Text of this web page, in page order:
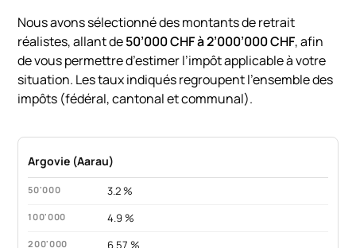
Nous avons sélectionné des montants de retrait
réalistes, allant de50’000 CHF à 2’000’000 CHF, afin
de vous permettre d’estimer l’impôt applicable à votre
situation. Les taux indiqués regroupent l’ensemble des
impôts (fédéral, cantonal et communal).
Argovie (Aarau)
3.2 %
4.9 %
6.57 %